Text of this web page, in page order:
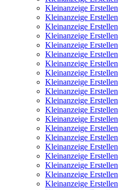
Kleinanzeige Erstellen
Kleinanzeige Erstellen
Kleinanzeige Erstellen
Kleinanzeige Erstellen
Kleinanzeige Erstellen
Kleinanzeige Erstellen
Kleinanzeige Erstellen
Kleinanzeige Erstellen
Kleinanzeige Erstellen
Kleinanzeige Erstellen
Kleinanzeige Erstellen
Kleinanzeige Erstellen
Kleinanzeige Erstellen
Kleinanzeige Erstellen
Kleinanzeige Erstellen
Kleinanzeige Erstellen
Kleinanzeige Erstellen
Kleinanzeige Erstellen
Kleinanzeige Erstellen
Kleinanzeige Erstellen